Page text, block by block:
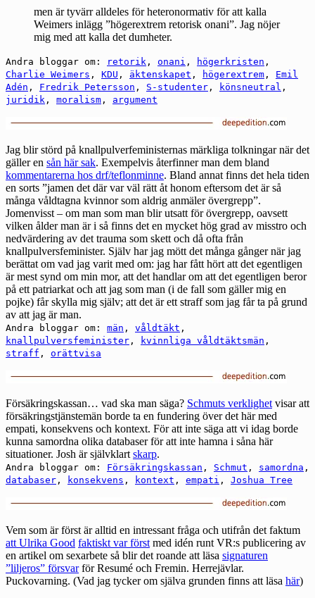
men är tyvärr alldeles för heteronormativ för att kalla
Weimers inlägg ”högerextrem retorisk onani”. Jag nöjer
mig med att kalla det dumheter.
Andra bloggar om: retorik , onani , högerkristen ,
Charlie Weimers , KDU , äktenskapet , högerextrem , Emil
Adén , Fredrik Petersson , S-studenter , könsneutral ,
juridik , moralism , argument
Jag blir störd på knallpulverfeministernas märkliga tolkningar när det
gäller en sån här sak. Exempelvis återfinner man dem bland
kommentarerna hos drf/teflonminne. Bland annat finns det hela tiden
en sorts ”jamen det där var väl rätt åt honom eftersom det är så
många våldtagna kvinnor som aldrig anmäler övergrepp”.
Jomenvisst – om man som man blir utsatt för övergrepp, oavsett
vilken ålder man är i så finns det en mycket hög grad av misstro och
nedvärdering av det trauma som skett och då ofta från
knallpulversfeminister. Själv har jag mött det många gånger när jag
berättat om vad jag varit med om: jag har fått hört att det egentligen
är mest synd om min mor, att det handlar om att det egentligen beror
på ett patriarkat och att jag som man (i de fall som gäller mig en
pojke) får skylla mig själv; att det är ett straff som jag får ta på grund
av att jag är man.
Andra bloggar om: män , våldtäkt ,
knallpulversfeminister , kvinnliga våldtäktsmän ,
straff , orättvisa
Försäkringskassan… vad ska man säga? Schmuts verklighetvisar att
försäkringstjänstemän borde ta en fundering över det här med
empati, konsekvens och kontext. För att inte säga att vi idag borde
kunna samordna olika databaser för att inte hamna i såna här
situationer. Josh är självklartskarp.
Andra bloggar om: Försäkringskassan , Schmut , samordna ,
databaser , konsekvens , kontext , empati , Joshua Tree
Vem som är först är alltid en intressant fråga och utifrån det faktum
att Ulrika Good faktiskt var förstmed idén runt VR:s publicering av
en artikel om sexarbete så blir det roande att läsa signaturen
”liljeros” försvarför Resumé och Fremin. Herrejävlar.
Puckovarning. (Vad jag tycker om själva grunden finns att läsa här)